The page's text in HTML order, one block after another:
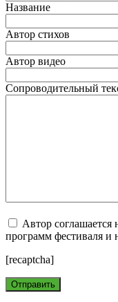
Название
Автор стихов
Автор видео
Сопроводительный
Автор
программ фестиваля и
[recaptcha]